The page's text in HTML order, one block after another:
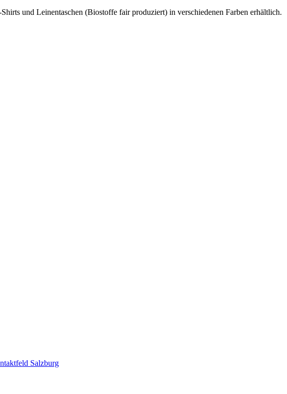
und Leinentaschen (Biostoffe fair produziert) in verschiedenen Farben erhältlich.